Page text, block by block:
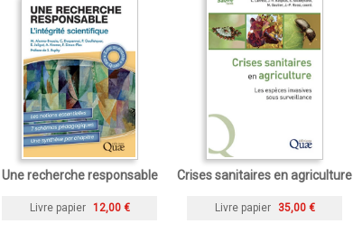
Une recherche responsable
Livre papier 12,00 €
Crises sanitaires en agriculture
Livre papier 35,00 €